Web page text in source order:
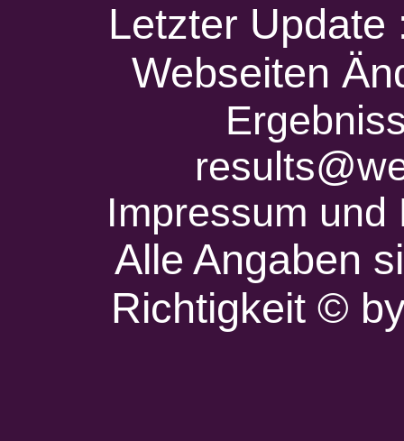
Letzter
Webseiten
Impressum
Alle Angaben
Richtigkeit ©